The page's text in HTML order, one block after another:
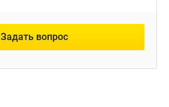
Задать вопрос